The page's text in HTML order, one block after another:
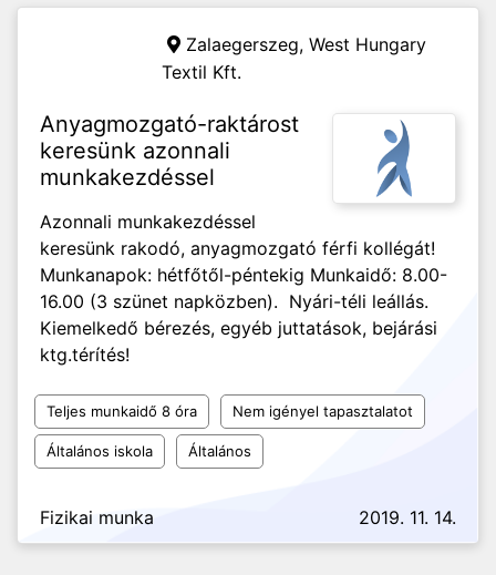
Zalaegerszeg, West Hungary
Textil Kft.
Anyagmozgató-raktárost
keresünk azonnali
munkakezdéssel
Azonnali munkakezdéssel
keresünk rakodó, anyagmozgató férfi kollégát!
Munkanapok: hétfőtől-péntekig Munkaidő: 8.00-
16.00 (3 szünet napközben). Nyári-téli leállás.
Kiemelkedő bérezés, egyéb juttatások, bejárási
ktg.térítés!
Teljes munkaidő 8 óra Nem igényel tapasztalatot
Általános iskola Általános
Fizikai munka 2019. 11. 14.